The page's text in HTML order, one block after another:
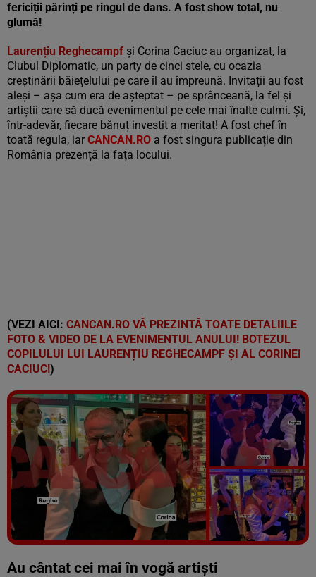
fericiții părinți pe ringul de dans. A fost show total, nu
glumă!
Laurențiu Reghecampf și Corina Caciuc au organizat, la
Clubul Diplomatic, un party de cinci stele, cu ocazia
creștinării băiețelului pe care îl au împreună. Invitații au fost
aleși – așa cum era de așteptat – pe sprânceană, la fel și
artiștii care să ducă evenimentul pe cele mai înalte culmi. Și,
într-adevăr, fiecare bănuț investit a meritat! A fost chef în
toată regula, iar CANCAN.RO a fost singura publicație din
România prezență la fața locului.
(VEZI AICI: CANCAN.RO VĂ PREZINTĂ TOATE DETALIILE
FOTO & VIDEO DE LA EVENIMENTUL ANULUI! BOTEZUL
COPILULUI LUI LAURENȚIU REGHECAMPF ȘI AL CORINEI
CACIUC!)
Vezi galeria foto
37 poze
Au cântat cei mai în vogă artiști